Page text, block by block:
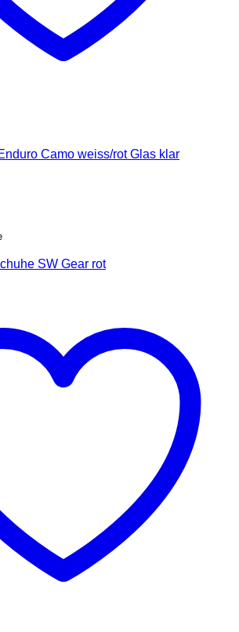
Camo weiss/rot Glas klar